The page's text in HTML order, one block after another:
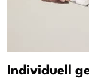
Individuell